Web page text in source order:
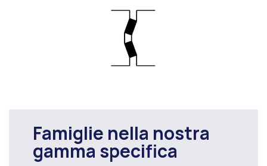
Famiglie nella nostra
gamma specifica